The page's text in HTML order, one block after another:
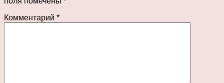
Комментарий *